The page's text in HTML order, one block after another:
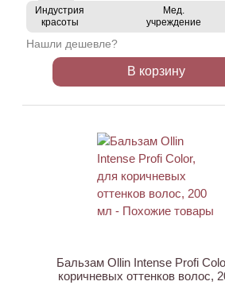
Индустрия
красоты
Мед.
учреждение
Нашли дешевле?
В корзину
Бальзам Ollin Intense Profi
коричневых оттенков волос,